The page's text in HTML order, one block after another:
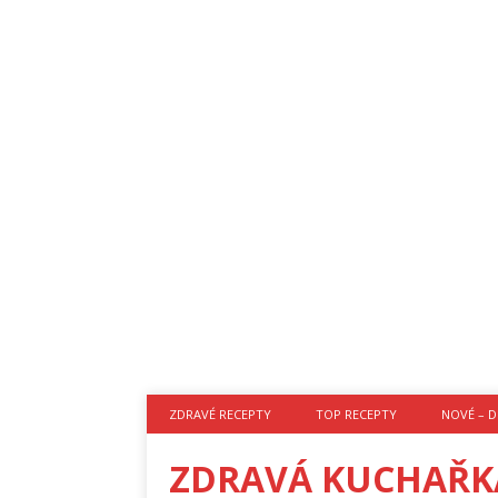
ZDRAVÉ RECEPTY TOP RECEPTY NOVÉ –
ZDRAVÁ